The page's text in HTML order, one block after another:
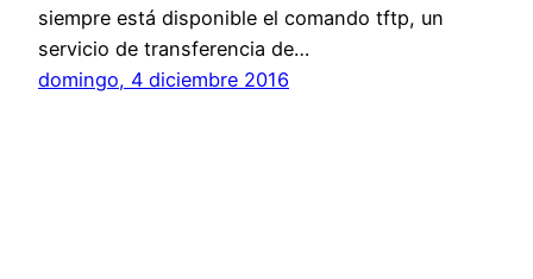
siempre está disponible el comando tftp, un
servicio de transferencia de…
domingo, 4 diciembre 2016